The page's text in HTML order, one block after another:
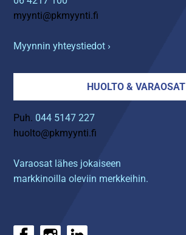
myynti@pkmyynti.fi
Myynnin yhteystiedot ›
HUOLTO & VARAOSAT
Puh. 044 5147 227
huolto@pkmyynti.fi
Varaosat lähes jokaiseen
markkinoilla oleviin merkkeihin.